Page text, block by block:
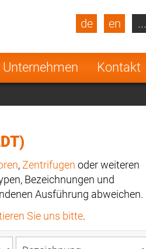
Unternehmen Kontakt
de en
Turkey
Netherlands
...
, Zentrifugen oder weiteren
Bezeichnungen und
Ausführung abweichen.
Sie uns bitte.